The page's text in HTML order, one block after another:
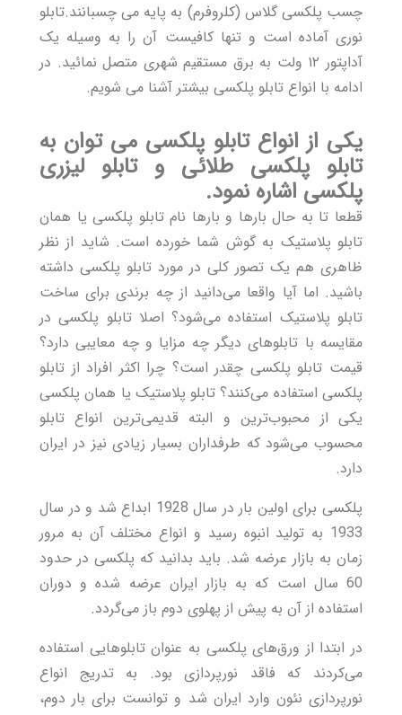
چسب پلکسی گلاس (کلروفرم) به پایه می چسبانند.تابلو
نوری آماده است و تنها کافیست آن را به وسیله یک
آداپتور ۱۲ ولت به برق مستقیم شهری متصل نمائید. در
ادامه با انواع تابلو پلکسی بیشتر آشنا می شویم.
یکی از انواع تابلو پلکسی می توان به
تابلو پلکسی طلائی و تابلو لیزری
پلکسی اشاره نمود.
قطعا تا به حال بارها و بارها نام تابلو پلکسی یا همان
تابلو پلاستیک به گوش شما خورده است. شاید از نظر
ظاهری هم یک تصور کلی در مورد تابلو پلکسی داشته
باشید. اما آیا واقعا می‌دانید از چه برندی برای ساخت
تابلو پلاستیک استفاده می‌شود؟ اصلا تابلو پلکسی در
مقایسه با تابلوهای دیگر چه مزایا و چه معایبی دارد؟
قیمت تابلو پلکسی چقدر است؟ چرا اکثر افراد از تابلو
پلکسی استفاده می‌کنند؟ تابلو پلاستیک یا همان پلکسی
یکی از محبوب‌ترین و البته قدیمی‌ترین انواع تابلو
محسوب می‌شود که طرفداران بسیار زیادی نیز در ایران
دارد.
پلکسی برای اولین بار در سال 1928 ابداع شد و در سال
1933 به تولید انبوه رسید و انواع مختلف آن به مرور
زمان به بازار عرضه شد. باید بدانید که پلکسی در حدود
60 سال است که به بازار ایران عرضه شده و دوران
استفاده از آن به پیش از پهلوی دوم باز می‌گردد.
در ابتدا از ورق‌های پلکسی به عنوان تابلوهایی استفاده
می‌کردند که فاقد نورپردازی بود. به تدریج انواع
نورپردازی نئون وارد ایران شد و توانست برای بار دوم،